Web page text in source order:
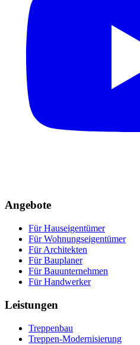
Angebote
Für Hauseigentümer
Für Wohnungseigentümer
Für Architekten
Für Bauplaner
Für Bauunternehmen
Für Handwerker
Leistungen
Treppenbau
Treppen-Modernisierung